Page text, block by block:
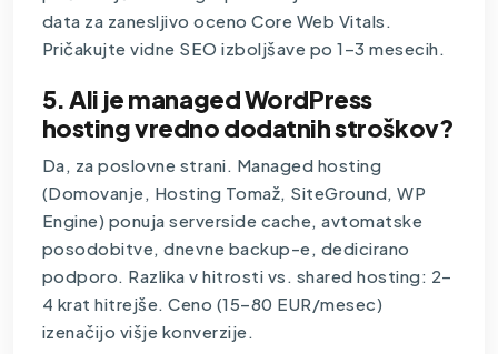
data za zanesljivo oceno Core Web Vitals.
Pričakujte vidne SEO izboljšave po 1–3 mesecih.
5. Ali je managed WordPress
hosting vredno dodatnih stroškov?
Da, za poslovne strani. Managed hosting
(Domovanje, Hosting Tomaž, SiteGround, WP
Engine) ponuja serverside cache, avtomatske
posodobitve, dnevne backup-e, dedicirano
podporo. Razlika v hitrosti vs. shared hosting: 2–
4 krat hitrejše. Ceno (15–80 EUR/mesec)
izenačijo višje konverzije.